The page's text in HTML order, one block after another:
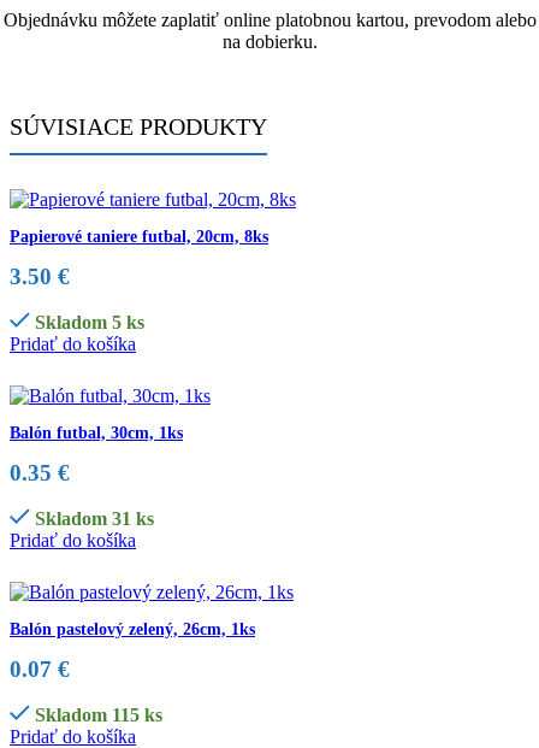
Objednávku môžete zaplatiť online platobnou kartou, prevodom alebo
na dobierku.
SÚVISIACE PRODUKTY
Papierové taniere futbal, 20cm, 8ks
3.50 €
Skladom 5 ks
Pridať do košíka
Balón futbal, 30cm, 1ks
0.35 €
Skladom 31 ks
Pridať do košíka
Balón pastelový zelený, 26cm, 1ks
0.07 €
Skladom 115 ks
Pridať do košíka